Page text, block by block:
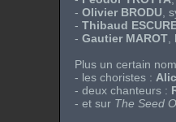
- Olivier BRODU ,
- Thibaud
- Gautier MAROT
Plus un certain
- les choristes :
- deux chanteurs :
- et sur The Seed